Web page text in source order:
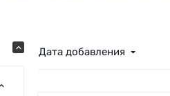
Дата добавления